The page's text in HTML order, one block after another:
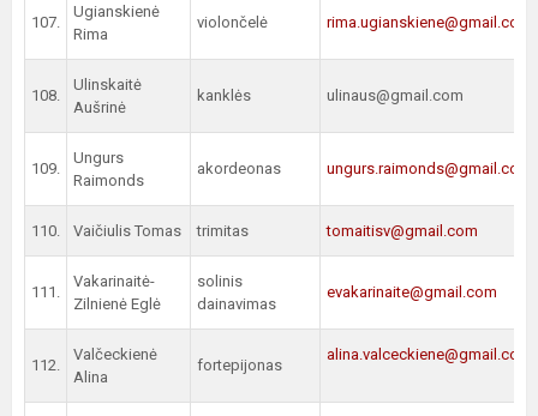
107.
Ugianskienė
Rima
violončelė rima.ugianskiene@gmail.com
108.
Ulinskaitė
Aušrinė
kanklės ulinaus@gmail.com
109.
Ungurs
Raimonds
akordeonas ungurs.raimonds@gmail.com
110. Vaičiulis Tomas trimitas tomaitisv@gmail.com
111.
Vakarinaitė-
Zilnienė Eglė
solinis
dainavimas
evakarinaite@gmail.com
112.
Valčeckienė
Alina
fortepijonas
alina.valceckiene@gmail.com